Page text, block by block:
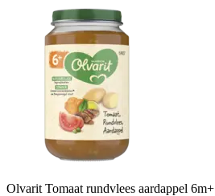
Olvarit Tomaat rundvlees aardappel 6m+